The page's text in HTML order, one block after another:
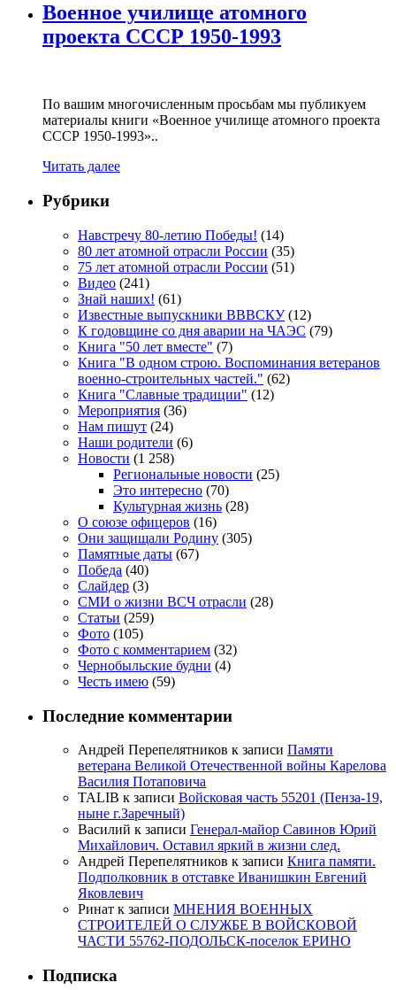
Военное училище атомного
проекта СССР 1950-1993
По вашим многочисленным просьбам мы публикуем
материалы книги «Военное училище атомного проекта
СССР 1950-1993»..
Читать далее
Рубрики
Навстречу 80-летию Победы! (14)
80 лет атомной отрасли России (35)
75 лет атомной отрасли России (51)
Видео (241)
Знай наших! (61)
Известные выпускники ВВВСКУ(12)
К годовщине со дня аварии на ЧАЭС (79)
Книга "50 лет вместе" (7)
Книга "В одном строю. Воспоминания ветеранов
военно-строительных частей." (62)
Книга "Славные традиции" (12)
Мероприятия (36)
Нам пишут (24)
Наши родители (6)
Новости (1 258)
Региональные новости (25)
Это интересно (70)
Культурная жизнь (28)
О союзе офицеров (16)
Они защищали Родину (305)
Памятные даты (67)
Победа (40)
Слайдер (3)
СМИ о жизни ВСЧ отрасли (28)
Статьи (259)
Фото (105)
Фото с комментарием (32)
Чернобыльские будни (4)
Честь имею (59)
Последние комментарии
Андрей Перепелятников к записи Памяти
ветерана Великой Отечественной войны Карелова
Василия Потаповича
TALIB к записи Войсковая часть 55201 (Пенза-19,
ныне г.Заречный)
Василий к записи Генерал-майор Савинов Юрий
Михайлович. Оставил яркий в жизни след.
Андрей Перепелятников к записи Книга памяти.
Подполковник в отставке Иванишкин Евгений
Яковлевич
Ринат к записи МНЕНИЯ ВОЕННЫХ
СТРОИТЕЛЕЙ О СЛУЖБЕ В ВОЙСКОВОЙ
ЧАСТИ 55762-ПОДОЛЬСК-поселок ЕРИНО
Подписка